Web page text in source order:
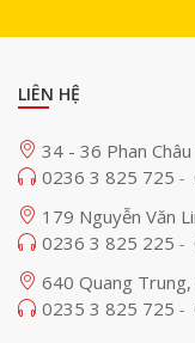
LIÊN HỆ
34 - 36 Phan
0236 3 825 725 -
179 Nguyễn Văn
0236 3 825 225 -
640 Quang
0235 3 825 725 -